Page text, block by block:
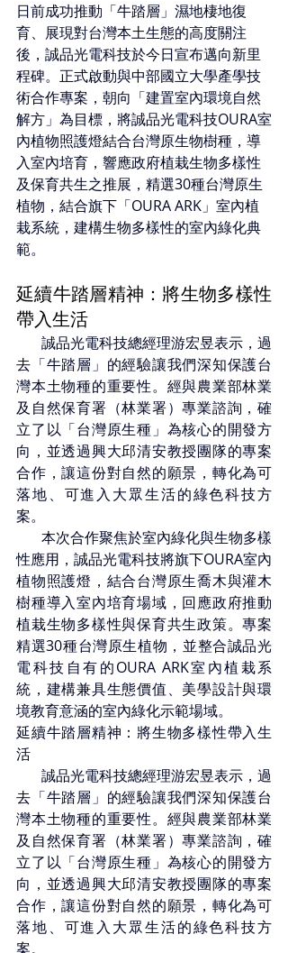
日前成功推動「牛踏層」濕地棲地復
育、展現對台灣本土生態的高度關注
後， 誠品光電科技於今日宣布邁向新里
程碑。正式啟動與中部國立大學產學技
術合作專案，朝向「建置室內環境自然
解方」為目標，將誠品光電科技OURA室
內植物照護燈結合台灣原生物樹種，導
入室內培育，響應政府植栽生物多樣性
及保育共生之推展，精選30種台灣原生
植物，結合旗下「OURA ARK」室內植
栽系統，建構生物多樣性的室內綠化典
範。
延續牛踏層精神：將生物多樣性
帶入生活
誠品光電科技總經理游宏昱表示，過
去「牛踏層」的經驗讓我們深知保護台
灣本土物種的重要性。經與農業部林業
及自然保育署（林業署）專業諮詢，確
立了以「台灣原生種」為核心的開發方
向，並透過興大邱清安教授團隊的專案
合作，讓這份對自然的願景，轉化為可
落地、可進入大眾生活的綠色科技方
案。
本次合作聚焦於室內綠化與生物多樣
性應用， 誠品光電科技將旗下OURA室內
植物照護燈，結合台灣原生喬木與灌木
樹種導入室內培育場域，回應政府推動
植栽生物多樣性與保育共生政策。專案
精選30種台灣原生植物，並整合誠品光
電科技自有的OURA ARK室內植栽系
統，建構兼具生態價值、美學設計與環
境教育意涵的室內綠化示範場域。
延續牛踏層精神：將生物多樣性帶入生
活
誠品光電科技總經理游宏昱表示，過
去「牛踏層」的經驗讓我們深知保護台
灣本土物種的重要性。經與農業部林業
及自然保育署（林業署）專業諮詢，確
立了以「台灣原生種」為核心的開發方
向，並透過興大邱清安教授團隊的專案
合作，讓這份對自然的願景，轉化為可
落地、可進入大眾生活的綠色科技方
案。